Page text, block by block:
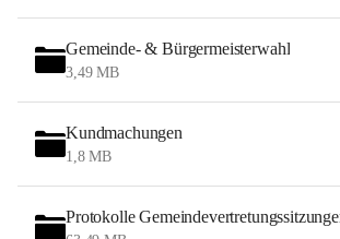
Gemeinde- & Bürgermeisterwahl
3,49 MB
Kundmachungen
1,8 MB
Protokolle